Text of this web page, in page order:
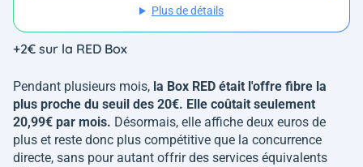
Plus de détails
+2€ sur la RED Box
Pendant plusieurs mois, la Box RED était l'offre fibre la
plus proche du seuil des 20€. Elle coûtait seulement
20,99€ par mois. Désormais, elle affiche deux euros de
plus et reste donc plus compétitive que la concurrence
directe, sans pour autant offrir des services équivalents